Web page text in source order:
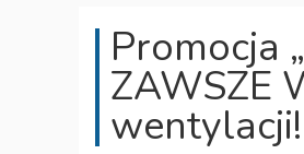
Promocja
ZAWSZE
wentylacji!